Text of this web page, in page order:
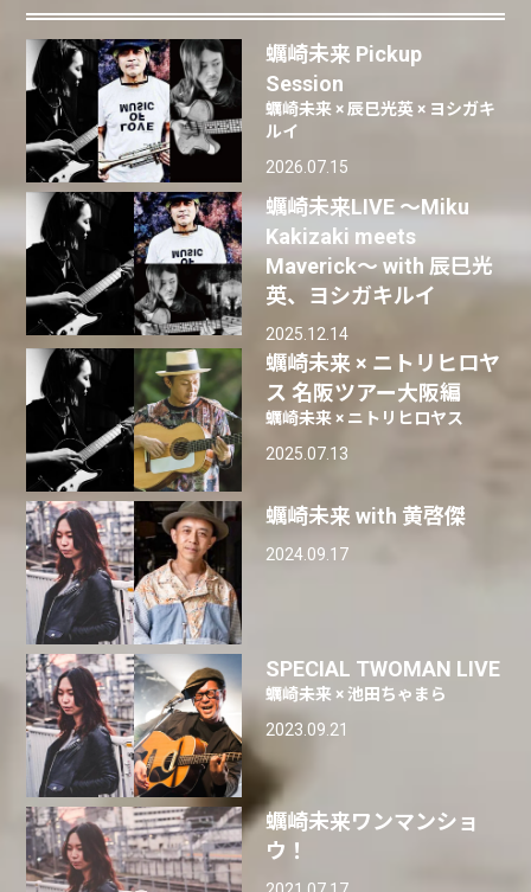
蠣崎未来 Pickup
Session
蠣崎未来 × 辰巳光英 × ヨシガキ
ルイ
2026.07.15
蠣崎未来LIVE 〜Miku
Kakizaki meets
Maverick〜 with 辰巳光
英、ヨシガキルイ
2025.12.14
蠣崎未来 × ニトリヒロヤ
ス 名阪ツアー大阪編
蠣崎未来 × ニトリヒロヤス
2025.07.13
蠣崎未来 with 黄啓傑
2024.09.17
SPECIAL TWOMAN LIVE
蠣崎未来 × 池田ちゃまら
2023.09.21
蠣崎未来ワンマンショ
ウ！